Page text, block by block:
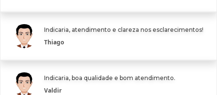
Indicaria, atendimento e clareza nos esclarecimentos!
Thiago
Indicaria, boa qualidade e bom atendimento.
Valdir